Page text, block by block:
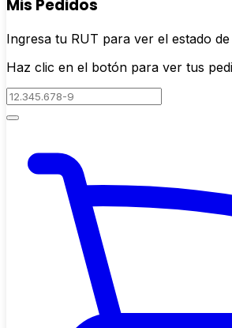
Mis Pedidos
Ingresa tu RUT para ver el estado
Haz clic en el botón para ver tus